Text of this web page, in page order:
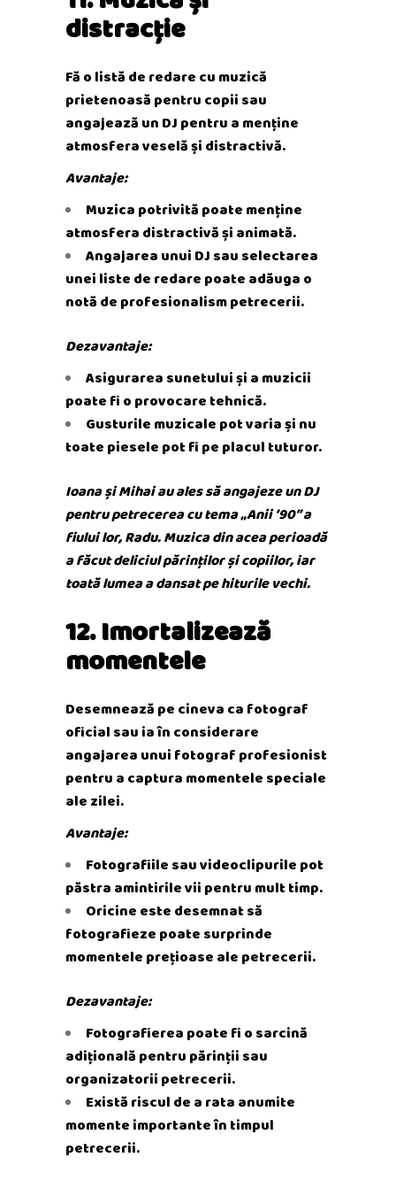
distracție
Fă o listă de redare cu muzică
prietenoasă pentru copii sau
angajează un DJ pentru a menține
atmosfera veselă și distractivă.
Avantaje:
Muzica potrivită poate menține
atmosfera distractivă și animată.
Angajarea unui DJ sau selectarea
unei liste de redare poate adăuga o
notă de profesionalism petrecerii.
Dezavantaje:
Asigurarea sunetului și a muzicii
poate fi o provocare tehnică.
Gusturile muzicale pot varia și nu
toate piesele pot fi pe placul tuturor.
Ioana și Mihai au ales să angajeze un DJ
pentru petrecerea cu tema „Anii ’90” a
fiului lor, Radu. Muzica din acea perioadă
a făcut deliciul părinților și copiilor, iar
toată lumea a dansat pe hiturile vechi.
12. Imortalizează
momentele
Desemnează pe cineva ca fotograf
oficial sau ia în considerare
angajarea unui fotograf profesionist
pentru a captura momentele speciale
ale zilei.
Avantaje:
Fotografiile sau videoclipurile pot
păstra amintirile vii pentru mult timp.
Oricine este desemnat să
fotografieze poate surprinde
momentele prețioase ale petrecerii.
Dezavantaje:
Fotografierea poate fi o sarcină
adițională pentru părinții sau
organizatorii petrecerii.
Există riscul de a rata anumite
momente importante în timpul
petrecerii.